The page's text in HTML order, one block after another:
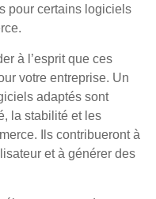
pour certains logiciels
à l’esprit que ces
votre entreprise. Un
adaptés sont
la stabilité et les
Ils contribueront à
et à générer des